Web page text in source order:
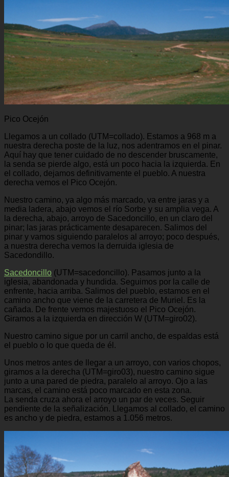
Pico Ocejón
Llegamos a un collado (UTM=collado). Estamos a 968 m a
nuestra derecha poste de la luz, nos adentramos en el pinar.
Aquí hay que tener cuidado de no descender bruscamente,
la senda se pierde algo, está un poco hacia la izquierda. En
el collado, dejamos definitivamente el pueblo. A nuestra
derecha vemos el Pico Ocejón.
Nuestro camino, ya algo más marcado, va entre jaras y a
media ladera, abajo vemos el río Sorbe y su amplia vega. A
la derecha, abajo, arroyo de Sacedoncillo, en un claro del
pinar; las jaras prácticamente desaparecen. Salimos del
pinar y vamos siguiendo paralelos al arroyo; poco después,
a nuestra derecha vemos la derruida iglesia de
Sacedondillo.
Sacedoncillo (UTM=sacedoncillo). Pasamos junto a la
iglesia, abandonada y hundida. Seguimos por la calle de
enfrente, hacia arriba. Salimos del pueblo, estamos en el
camino ancho que viene de la carretera de Muriel. Es la
cañada. De frente vemos majestuoso el Pico Ocejón.
Giramos a la izquierda en dirección W (UTM=giro02).
Nuestro camino sigue por un carril ancho, de espaldas está
el pueblo o lo que queda de él.
Unos metros antes de llegar a un arroyo, con varios chopos,
giramos a la derecha (UTM=giro03), nuestro camino sigue
junto a una pared de piedra, paralelo al arroyo. Ojo a las
marcas, el camino está poco marcado en esta zona.
La senda cruza ahora el arroyo un par de veces. Seguir
pendiente de la señalización. Llegamos al collado, el camino
es ancho y de piedra, estamos a 1.056 metros.